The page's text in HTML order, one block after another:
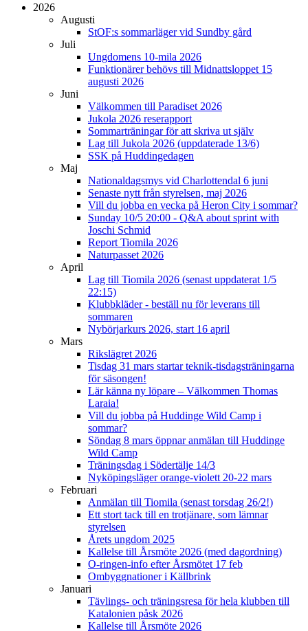
2026
Augusti
StOF:s sommarläger vid Sundby gård
Juli
Ungdomens 10-mila 2026
Funktionärer behövs till Midnattsloppet 15
augusti 2026
Juni
Välkommen till Paradiset 2026
Jukola 2026 reserapport
Sommarträningar för att skriva ut själv
Lag till Jukola 2026 (uppdaterade 13/6)
SSK på Huddingedagen
Maj
Nationaldagsmys vid Charlottendal 6 juni
Senaste nytt från styrelsen, maj 2026
Vill du jobba en vecka på Heron City i sommar?
Sunday 10/5 20:00 - Q&A about sprint with
Joschi Schmid
Report Tiomila 2026
Naturpasset 2026
April
Lag till Tiomila 2026 (senast uppdaterat 1/5
22:15)
Klubbkläder - beställ nu för leverans till
sommaren
Nybörjarkurs 2026, start 16 april
Mars
Rikslägret 2026
Tisdag 31 mars startar teknik-tisdagsträningarna
för säsongen!
Lär känna ny löpare – Välkommen Thomas
Laraia!
Vill du jobba på Huddinge Wild Camp i
sommar?
Söndag 8 mars öppnar anmälan till Huddinge
Wild Camp
Träningsdag i Södertälje 14/3
Nyköpingsläger orange-violett 20-22 mars
Februari
Anmälan till Tiomila (senast torsdag 26/2!)
Ett stort tack till en trotjänare, som lämnar
styrelsen
Årets ungdom 2025
Kallelse till Årsmöte 2026 (med dagordning)
O-ringen-info efter Årsmötet 17 feb
Ombyggnationer i Källbrink
Januari
Tävlings- och träningsresa för hela klubben till
Katalonien påsk 2026
Kallelse till Årsmöte 2026